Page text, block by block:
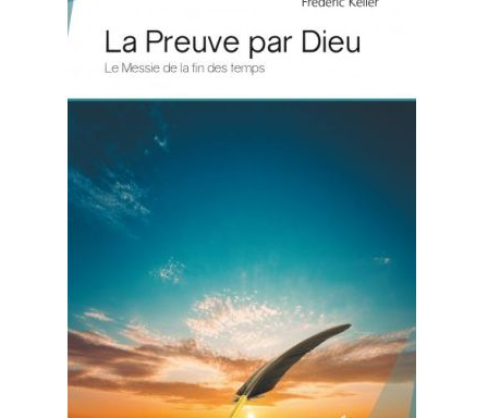
SOCIÉTÉ DES ÉCRIVAINS
MON PETIT ÉDITEUR